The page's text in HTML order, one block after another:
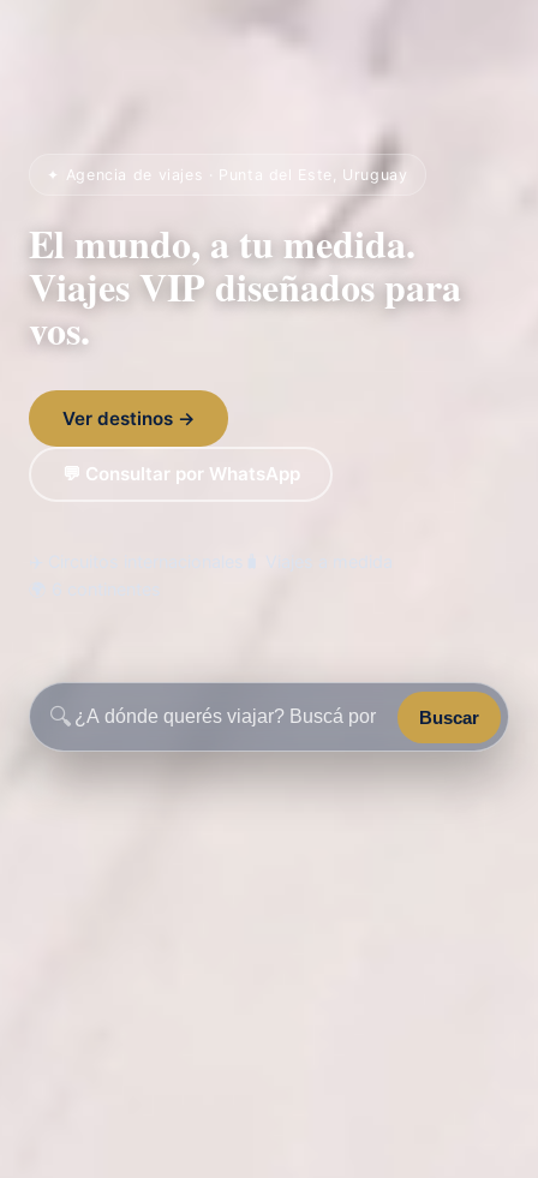
✦ Agencia de viajes · Punta del Este, Uruguay
El mundo, a tu medida.
Viajes VIP diseñados para
vos.
Ver destinos →
💬 Consultar por WhatsApp
🔍 Buscar